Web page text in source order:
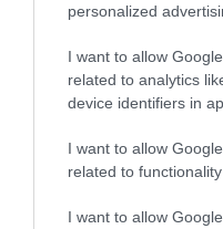
personalized
I want to allow
related to analytics
device identifiers in
I want to allow
related to
I want to allow
«Επιχείρηση
Αθήνα:
αντικείμενα από